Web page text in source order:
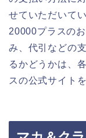
せていただいて
20000プラスの
み、代引などの
るかどうかは、
スの公式サイト